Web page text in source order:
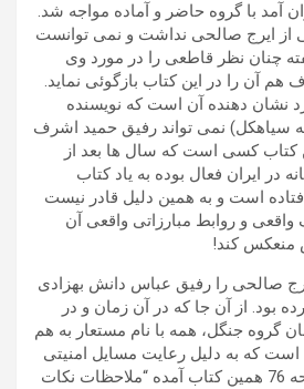
آمد با گروه حاضر و آماده مواجه شد.
از ایرج صالحی نداشت و نمی توانست
چنان نظر قاطعی را در مورد وی
هم آن را در این کتاب بازگوئی نماید.
نشان دهنده آن است که نویسنده
سیاهکل) نمی تواند رفیق حمید اشرف
کتاب کسی است که سال ها بعد از
در ایران فعال بوده به یاد کتاب
است و به همین دلیل قادر نیست
واقعی و روابط مبارزاتی واقعی آن
منعکس کند!
صالحی را رفیق عباس دانش بهزادی
بود. از آن جا که در آن زمان و در
گروه جنگل، همه با نام مستعار به هم
که به دلیل رعایت مسایل امنیتی
یا به گونه ای که در صفحه 76 همین کتاب آمده “ملاحظات نکات